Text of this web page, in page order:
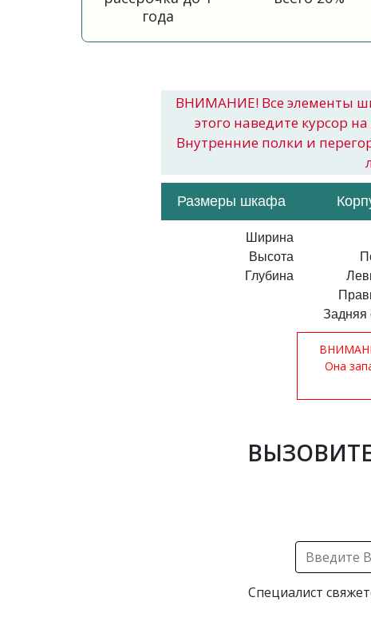
года
ВНИМАНИЕ! Все элементы
этого наведите курсор
Внутренние полки и
Размеры шкафа
Ширина
Высота
Глубина
Задняя
Она
Специалист